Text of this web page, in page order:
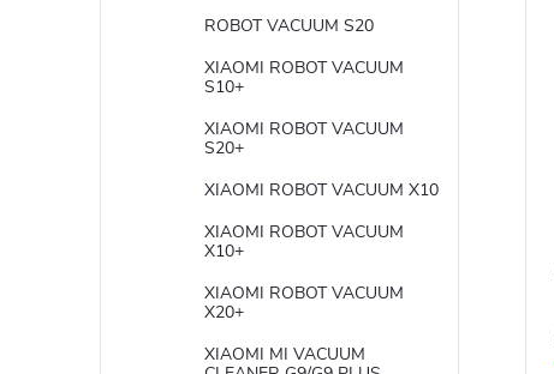
ROBOT VACUUM S20
XIAOMI ROBOT VACUUM
S10+
XIAOMI ROBOT VACUUM
S20+
XIAOMI ROBOT VACUUM X10
XIAOMI ROBOT VACUUM
X10+
XIAOMI ROBOT VACUUM
X20+
XIAOMI MI VACUUM